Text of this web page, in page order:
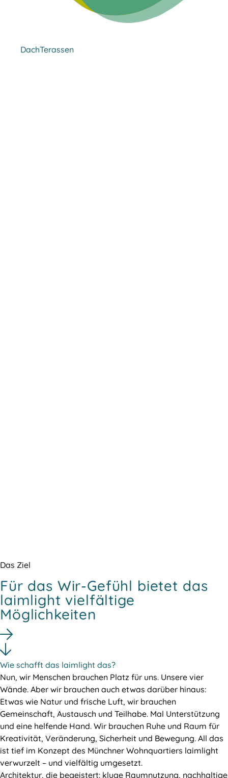
DachTerassen
Das Ziel
Für das Wir-Gefühl bietet das
laimlight vielfältige
Möglichkeiten
Wie schafft das laimlight das?
Nun, wir Menschen brauchen Platz für uns. Unsere vier
Wände. Aber wir brauchen auch etwas darüber hinaus:
Etwas wie Natur und frische Luft, wir brauchen
Gemeinschaft, Austausch und Teilhabe. Mal Unterstützung
und eine helfende Hand. Wir brauchen Ruhe und Raum für
Kreativität, Veränderung, Sicherheit und Bewegung. All das
ist tief im Konzept des Münchner Wohnquartiers laimlight
verwurzelt – und vielfältig umgesetzt.
Architektur, die begeistert: kluge Raumnutzung, nachhaltige